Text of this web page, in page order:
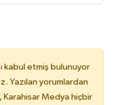
kabul etmiş bulunuyor
Yazılan yorumlardan
Medya hiçbir